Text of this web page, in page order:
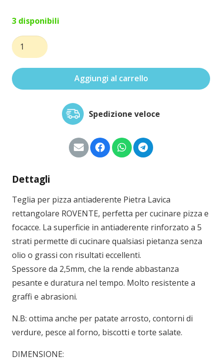
3 disponibili
Teglia
per
pizza
antiaderente
Aggiungi al carrello
Spedizione veloce
Dettagli
Teglia per pizza antiaderente Pietra Lavica
rettangolare ROVENTE, perfetta per cucinare pizza e
focacce. La superficie in antiaderente rinforzato a 5
strati permette di cucinare qualsiasi pietanza senza
olio o grassi con risultati eccellenti.
Spessore da 2,5mm, che la rende abbastanza
pesante e duratura nel tempo. Molto resistente a
graffi e abrasioni.
N.B: ottima anche per patate arrosto, contorni di
verdure, pesce al forno, biscotti e torte salate.
DIMENSIONE: